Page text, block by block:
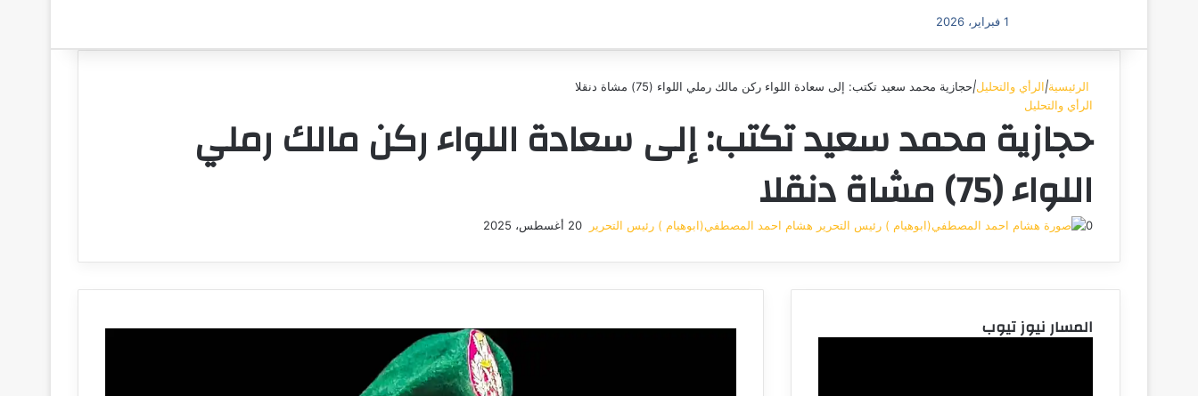
1 فبراير، 2026
الرئيسية|الرأي والتحليل|حجازية محمد سعيد تكتب: إلى سعادة اللواء ركن مالك رملي اللواء (75) مشاة دنقلا
الرأي والتحليل
حجازية محمد سعيد تكتب: إلى سعادة اللواء ركن مالك رملي
اللواء (75) مشاة دنقلا
هشام احمد المصطفي(ابوهيام ) رئيس التحرير
أرسل
إلكترونيا
20 أغسطس، 2025 0
المسار نيوز تيوب